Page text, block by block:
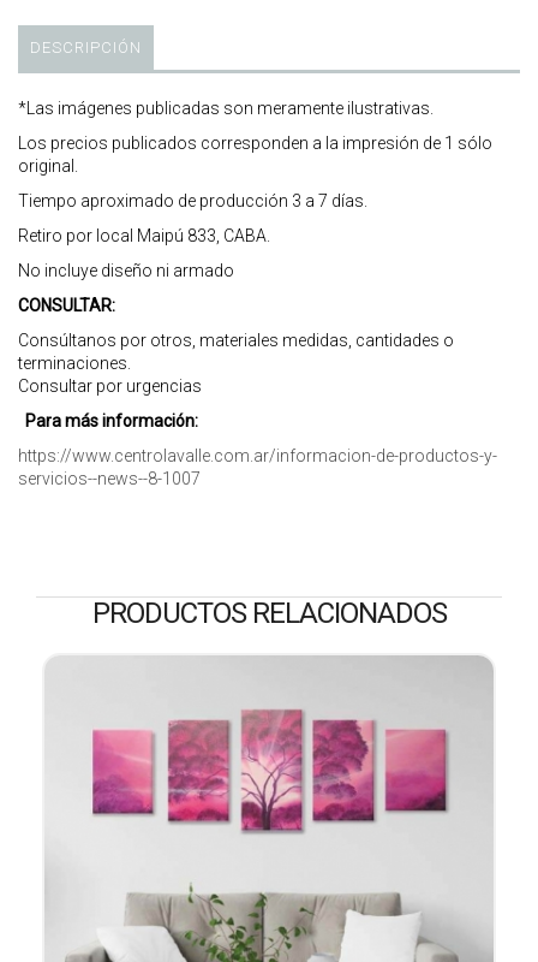
DESCRIPCIÓN
*Las imágenes publicadas son meramente ilustrativas.
Los precios publicados corresponden a la impresión de 1 sólo
original.
Tiempo aproximado de producción 3 a 7 días.
Retiro por local Maipú 833, CABA.
No incluye diseño ni armado
CONSULTAR:
Consúltanos por otros, materiales medidas, cantidades o
terminaciones.
Consultar por urgencias
Para más información:
https://www.centrolavalle.com.ar/informacion-de-productos-y-
servicios--news--8-1007
PRODUCTOS RELACIONADOS